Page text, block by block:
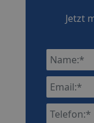
Jetzt